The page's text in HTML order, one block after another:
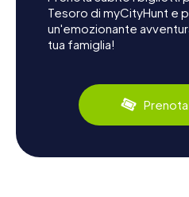
Tesoro di myCityHunt e
un'emozionante
tua famiglia!